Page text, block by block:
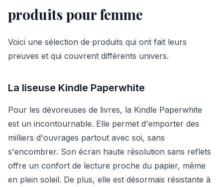
produits pour femme
Voici une sélection de produits qui ont fait leurs
preuves et qui couvrent différents univers.
La liseuse Kindle Paperwhite
Pour les dévoreuses de livres, la Kindle Paperwhite
est un incontournable. Elle permet d'emporter des
milliers d'ouvrages partout avec soi, sans
s'encombrer. Son écran haute résolution sans reflets
offre un confort de lecture proche du papier, même
en plein soleil. De plus, elle est désormais résistante à